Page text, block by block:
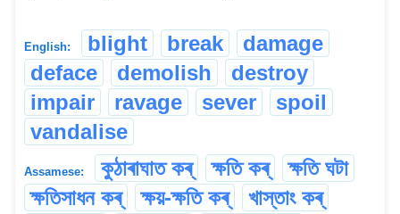
English: blight break
damage
deface
demolish
destroy
impair
ravage sever
spoil
vandalise
Assamese: কুঠাৰাঘাত কৰ্ ক্ষতি কৰ্
ক্ষতি ঘটা
ক্ষতিসাধন কৰ্
ক্ষয়-ক্ষতি কৰ্
খাস্তাং কৰ্